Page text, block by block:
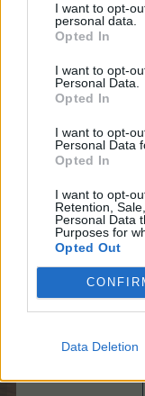
I want to opt-
personal data.
Opted In
I want to opt-
Personal Data.
Opted In
I want to opt-
Personal Data
Opted In
I want to opt-
Retention,
Personal Data
Purposes for
Opted Out
Data Deletion